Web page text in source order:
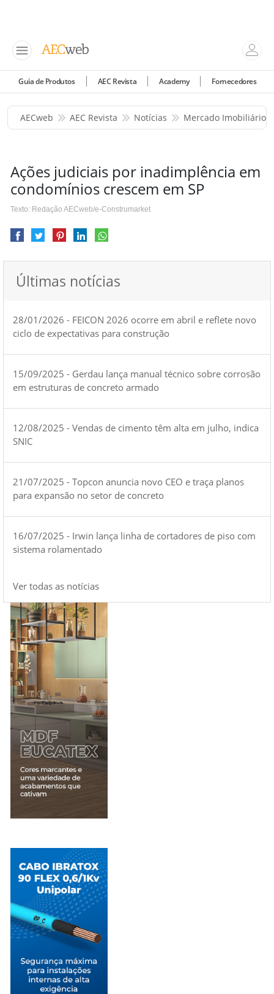
Guia de Produtos AEC Revista Academy Fornecedores
AECweb AEC Revista Notícias Mercado Imobiliário
Ações judiciais por inadimplência em
condomínios crescem em SP
Texto: Redação AECweb/e-Construmarket
Últimas notícias
28/01/2026 - FEICON 2026 ocorre em abril e reflete novo
ciclo de expectativas para construção
15/09/2025 - Gerdau lança manual técnico sobre corrosão
em estruturas de concreto armado
12/08/2025 - Vendas de cimento têm alta em julho, indica
SNIC
21/07/2025 - Topcon anuncia novo CEO e traça planos
para expansão no setor de concreto
16/07/2025 - Irwin lança linha de cortadores de piso com
sistema rolamentado
Ver todas as notícias